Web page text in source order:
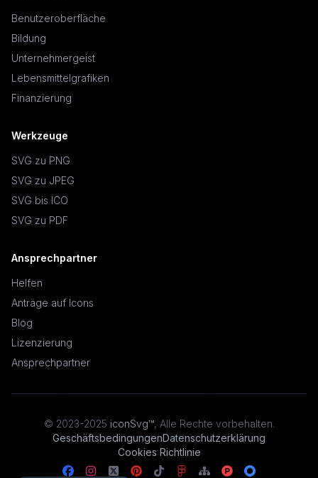
Benutzeroberfläche
Bildung
Unternehmergeist
Lebensmittelgrafiken
Finanzierung
Werkzeuge
SVG zu PNG
SVG zu JPEG
SVG bis ICO
SVG zu PDF
Ansprechpartner
Helfen
Anträge auf Icons
Blog
Lizenzierung
Ansprechpartner
© 2023-2025 iconSvg™, Alle Rechte vorbehalten.
GeschäftsbedingungenDatenschutzerklärung
Cookies Richtlinie